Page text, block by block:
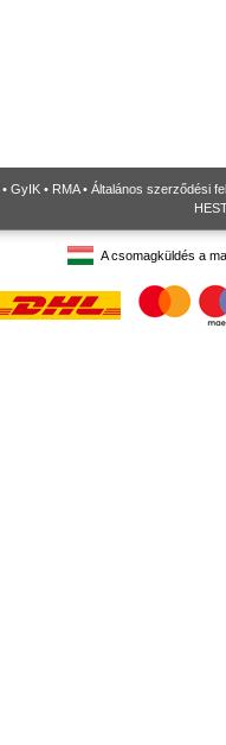
• GyIK • RMA• Általános szerződési
A csomagküldés a